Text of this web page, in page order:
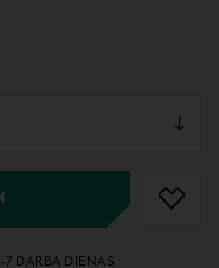
7 DARBA DIENAS